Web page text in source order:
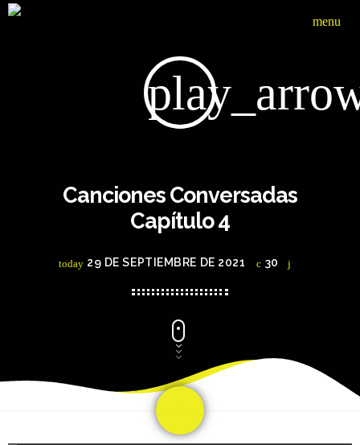
menu
Canciones Conversadas
Capítulo 4
today 29 DE SEPTIEMBRE DE 2021 30